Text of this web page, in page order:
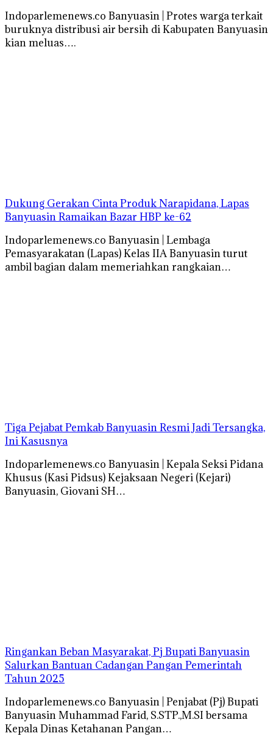
Indoparlemenews.co Banyuasin | Protes warga terkait
buruknya distribusi air bersih di Kabupaten Banyuasin
kian meluas….
Dukung Gerakan Cinta Produk Narapidana, Lapas
Banyuasin Ramaikan Bazar HBP ke-62
Indoparlemenews.co Banyuasin | Lembaga
Pemasyarakatan (Lapas) Kelas IIA Banyuasin turut
ambil bagian dalam memeriahkan rangkaian…
Tiga Pejabat Pemkab Banyuasin Resmi Jadi Tersangka,
Ini Kasusnya
Indoparlemenews.co Banyuasin | Kepala Seksi Pidana
Khusus (Kasi Pidsus) Kejaksaan Negeri (Kejari)
Banyuasin, Giovani SH…
Ringankan Beban Masyarakat, Pj Bupati Banyuasin
Salurkan Bantuan Cadangan Pangan Pemerintah
Tahun 2025
Indoparlemenews.co Banyuasin | Penjabat (Pj) Bupati
Banyuasin Muhammad Farid, S.STP.,M.SI bersama
Kepala Dinas Ketahanan Pangan…